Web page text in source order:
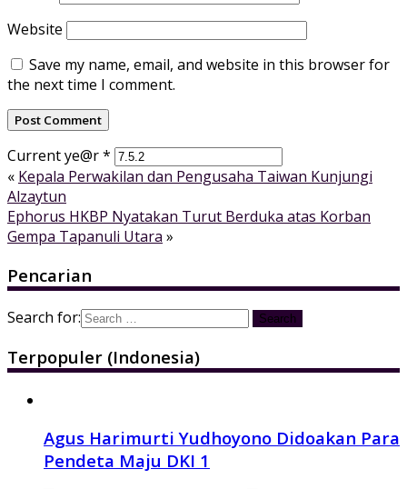
Website
Save my name, email, and website in this browser for
the next time I comment.
Current ye@r*
« Kepala Perwakilan dan Pengusaha Taiwan Kunjungi
Alzaytun
Ephorus HKBP Nyatakan Turut Berduka atas Korban
Gempa Tapanuli Utara »
Pencarian
Search for:
Terpopuler (Indonesia)
Agus Harimurti Yudhoyono Didoakan Para
Pendeta Maju DKI 1